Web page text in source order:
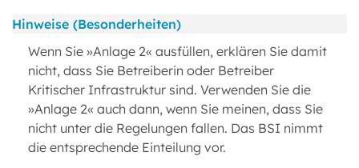
Hinweise (Besonderheiten)
Wenn Sie »Anlage 2« ausfüllen, erklären Sie damit
nicht, dass Sie Betreiberin oder Betreiber
Kritischer Infrastruktur sind. Verwenden Sie die
»Anlage 2« auch dann, wenn Sie meinen, dass Sie
nicht unter die Regelungen fallen. Das BSI nimmt
die entsprechende Einteilung vor.